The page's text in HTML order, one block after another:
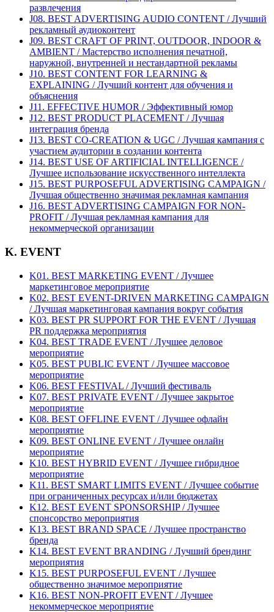
развлечения
J08. BEST ADVERTISING AUDIO CONTENT / Лучший
рекламный аудиоконтент
J09. BEST CRAFT OF PRINT, OUTDOOR, INDOOR &
AMBIENT / Мастерство исполнения печатной,
наружной, внутренней и нестандартной рекламы
J10. BEST CONTENT FOR LEARNING &
EXPLAINING / Лучший контент для обучения и
объяснения
J11. EFFECTIVE HUMOR / Эффективный юмор
J12. BEST PRODUCT PLACEMENT / Лучшая
интеграция бренда
J13. BEST CO-CREATION & UGC / Лучшая кампания с
участием аудитории в создании контента
J14. BEST USE OF ARTIFICIAL INTELLIGENCE /
Лучшее использование искусственного интеллекта
J15. BEST PURPOSEFUL ADVERTISING CAMPAIGN /
Лучшая общественно значимая рекламная кампания
J16. BEST ADVERTISING CAMPAIGN FOR NON-
PROFIT / Лучшая рекламная кампания для
некоммерческой организации
K. EVENT
K01. BEST MARKETING EVENT / Лучшее
маркетинговое мероприятие
K02. BEST EVENT-DRIVEN MARKETING CAMPAIGN
/ Лучшая маркетинговая кампания вокруг события
K03. BEST PR SUPPORT FOR THE EVENT / Лучшая
PR поддержка мероприятия
K04. BEST TRADE EVENT / Лучшее деловое
мероприятие
K05. BEST PUBLIC EVENT / Лучшее массовое
мероприятие
K06. BEST FESTIVAL / Лучший фестиваль
K07. BEST PRIVATE EVENT / Лучшее закрытое
мероприятие
K08. BEST OFFLINE EVENT / Лучшее офлайн
мероприятие
K09. BEST ONLINE EVENT / Лучшее онлайн
мероприятие
K10. BEST HYBRID EVENT / Лучшее гибридное
мероприятие
K11. BEST SMART LIMITS EVENT / Лучшее событие
при ограниченных ресурсах и/или бюджетах
K12. BEST EVENT SPONSORSHIP / Лучшее
спонсорство мероприятия
K13. BEST BRAND SPACE / Лучшее пространство
бренда
K14. BEST EVENT BRANDING / Лучший брендинг
мероприятия
K15. BEST PURPOSEFUL EVENT / Лучшее
общественно значимое мероприятие
K16. BEST NON-PROFIT EVENT / Лучшее
некоммерческое мероприятие